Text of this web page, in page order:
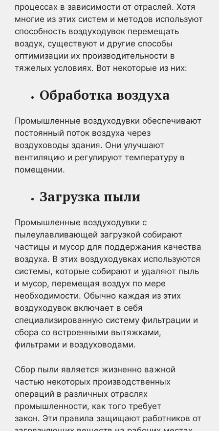
процессах в зависимости от отраслей. Хотя
многие из этих систем и методов используют
способность воздуходувок перемещать
воздух, существуют и другие способы
оптимизации их производительности в
тяжелых условиях. Вот некоторые из них:
Обработка воздуха
Промышленные воздуходувки обеспечивают
постоянный поток воздуха через
воздуховоды здания. Они улучшают
вентиляцию и регулируют температуру в
помещении.
Загрузка пыли
Промышленные воздуходувки с
пылеулавливающей загрузкой собирают
частицы и мусор для поддержания качества
воздуха. В этих воздуходувках используются
системы, которые собирают и удаляют пыль
и мусор, перемещая воздух по мере
необходимости. Обычно каждая из этих
воздуходувок включает в себя
специализированную систему фильтрации и
сбора со встроенными вытяжками,
фильтрами и воздуховодами.
Сбор пыли является жизненно важной
частью некоторых производственных
операций в различных отраслях
промышленности, как того требует
закон. Эти правила защищают работников от